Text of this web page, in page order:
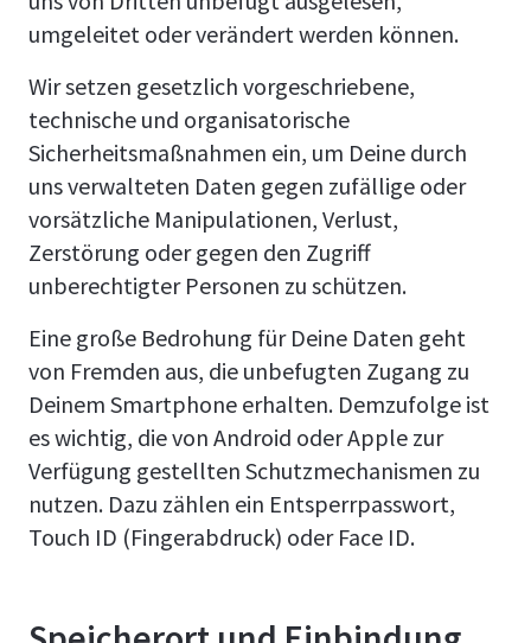
umgeleitet oder verändert werden können.
Wir setzen gesetzlich vorgeschriebene,
technische und organisatorische
Sicherheitsmaßnahmen ein, um Deine durch
uns verwalteten Daten gegen zufällige oder
vorsätzliche Manipulationen, Verlust,
Zerstörung oder gegen den Zugriff
unberechtigter Personen zu schützen.
Eine große Bedrohung für Deine Daten geht
von Fremden aus, die unbefugten Zugang zu
Deinem Smartphone erhalten. Demzufolge ist
es wichtig, die von Android oder Apple zur
Verfügung gestellten Schutzmechanismen zu
nutzen. Dazu zählen ein Entsperrpasswort,
Touch ID (Fingerabdruck) oder Face ID.